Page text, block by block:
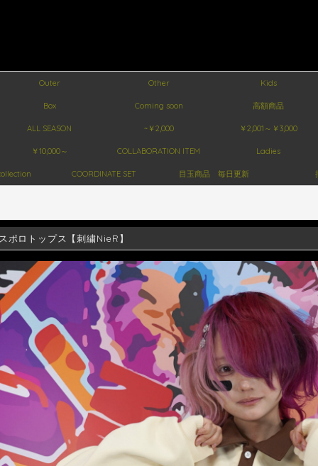
Outer Other Kids
Box Coming soon 高額商品
ALL SEASON ~￥2,000 ￥2,001～￥3,000
￥10,000～ COLLABORATION ITEM Ladies
COORDINATE SET 目玉商品 毎日更新
ポロトップス【刺繍NieR】